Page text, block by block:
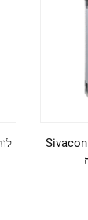
לוח שליטה מתח נמוך Sivacon